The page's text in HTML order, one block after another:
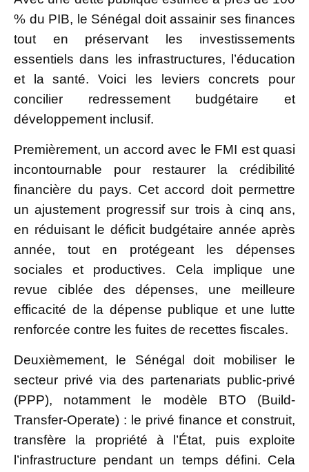
% du PIB, le Sénégal doit assainir ses finances
tout en préservant les investissements
essentiels dans les infrastructures, l’éducation
et la santé. Voici les leviers concrets pour
concilier redressement budgétaire et
développement inclusif.
Premièrement, un accord avec le FMI est quasi
incontournable pour restaurer la crédibilité
financière du pays. Cet accord doit permettre
un ajustement progressif sur trois à cinq ans,
en réduisant le déficit budgétaire année après
année, tout en protégeant les dépenses
sociales et productives. Cela implique une
revue ciblée des dépenses, une meilleure
efficacité de la dépense publique et une lutte
renforcée contre les fuites de recettes fiscales.
Deuxièmement, le Sénégal doit mobiliser le
secteur privé via des partenariats public-privé
(PPP), notamment le modèle BTO (Build-
Transfer-Operate) : le privé finance et construit,
transfère la propriété à l’État, puis exploite
l’infrastructure pendant un temps défini. Cela